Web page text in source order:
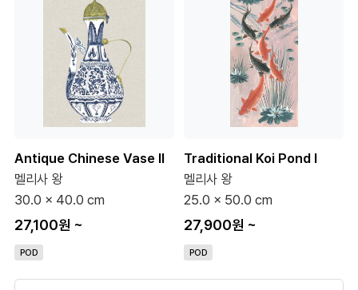
Antique Chinese Vase II
멜리사 왕
30.0 x 40.0 cm
27,100원 ~
POD
Traditional Koi Pond I
멜리사 왕
25.0 x 50.0 cm
27,900원 ~
POD